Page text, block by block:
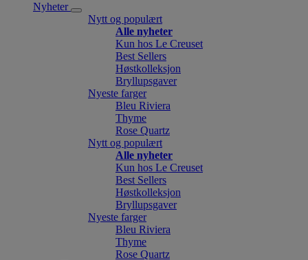
Nyheter
Nytt og populært
Alle nyheter
Kun hos Le Creuset
Best Sellers
Høstkolleksjon
Bryllupsgaver
Nyeste farger
Bleu Riviera
Thyme
Rose Quartz
Nytt og populært
Alle nyheter
Kun hos Le Creuset
Best Sellers
Høstkolleksjon
Bryllupsgaver
Nyeste farger
Bleu Riviera
Thyme
Rose Quartz